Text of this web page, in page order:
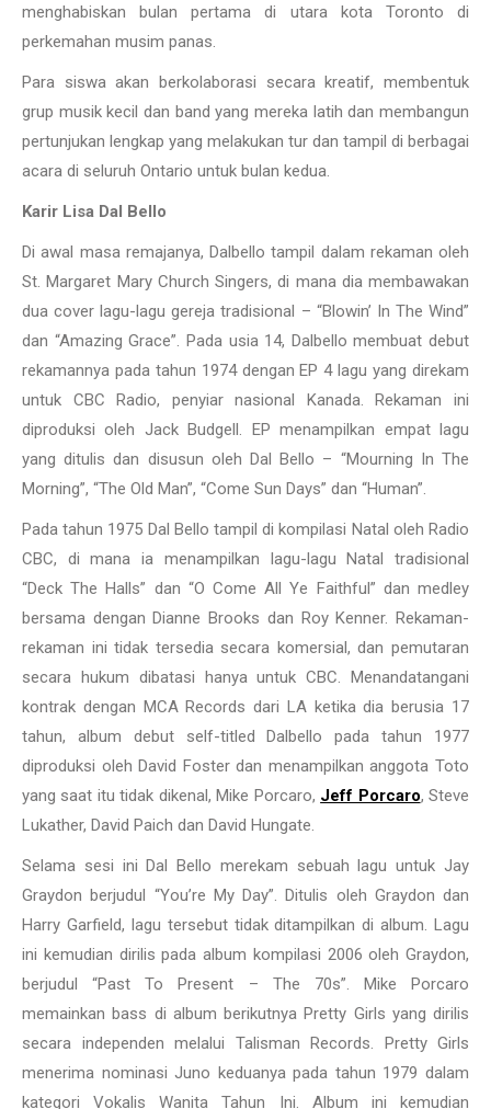
menghabiskan bulan pertama di utara kota Toronto di
perkemahan musim panas.
Para siswa akan berkolaborasi secara kreatif, membentuk
grup musik kecil dan band yang mereka latih dan membangun
pertunjukan lengkap yang melakukan tur dan tampil di berbagai
acara di seluruh Ontario untuk bulan kedua.
Karir Lisa Dal Bello
Di awal masa remajanya, Dalbello tampil dalam rekaman oleh
St. Margaret Mary Church Singers, di mana dia membawakan
dua cover lagu-lagu gereja tradisional – “Blowin’ In The Wind”
dan “Amazing Grace”. Pada usia 14, Dalbello membuat debut
rekamannya pada tahun 1974 dengan EP 4 lagu yang direkam
untuk CBC Radio, penyiar nasional Kanada. Rekaman ini
diproduksi oleh Jack Budgell. EP menampilkan empat lagu
yang ditulis dan disusun oleh Dal Bello – “Mourning In The
Morning”, “The Old Man”, “Come Sun Days” dan “Human”.
Pada tahun 1975 Dal Bello tampil di kompilasi Natal oleh Radio
CBC, di mana ia menampilkan lagu-lagu Natal tradisional
“Deck The Halls” dan “O Come All Ye Faithful” dan medley
bersama dengan Dianne Brooks dan Roy Kenner. Rekaman-
rekaman ini tidak tersedia secara komersial, dan pemutaran
secara hukum dibatasi hanya untuk CBC. Menandatangani
kontrak dengan MCA Records dari LA ketika dia berusia 17
tahun, album debut self-titled Dalbello pada tahun 1977
diproduksi oleh David Foster dan menampilkan anggota Toto
yang saat itu tidak dikenal, Mike Porcaro, Jeff Porcaro, Steve
Lukather, David Paich dan David Hungate.
Selama sesi ini Dal Bello merekam sebuah lagu untuk Jay
Graydon berjudul “You’re My Day”. Ditulis oleh Graydon dan
Harry Garfield, lagu tersebut tidak ditampilkan di album. Lagu
ini kemudian dirilis pada album kompilasi 2006 oleh Graydon,
berjudul “Past To Present – The 70s”. Mike Porcaro
memainkan bass di album berikutnya Pretty Girls yang dirilis
secara independen melalui Talisman Records. Pretty Girls
menerima nominasi Juno keduanya pada tahun 1979 dalam
kategori Vokalis Wanita Tahun Ini. Album ini kemudian